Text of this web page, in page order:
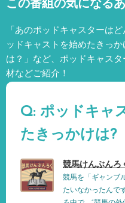
この番組の気になる
「あのポッドキャスターは
ッドキャストを始めたきっ
は？」など、 ポッドキャス
材などご紹介！
Q: ポッドキャ
たきっかけは?
競馬けんぶんろ
競馬を「ギャンブ
たいなかったんで